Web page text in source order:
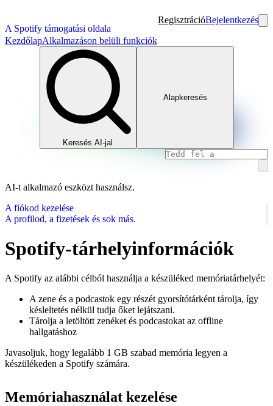
A Spotify támogatási oldala
RegisztrációBejelentkezés
KezdőlapAlkalmazáson belüli funkciók
Keresés AI-jal
Alapkeresés
AI-t alkalmazó eszközt használsz.
A fiókod kezelése
A profilod, a fizetések és sok más.
Spotify-tárhelyinformációk
A Spotify az alábbi célból használja a készüléked memóriatárhelyét:
A zene és a podcastok egy részét gyorsítótárként tárolja, így
késleltetés nélkül tudja őket lejátszani.
Tárolja a letöltött zenéket és podcastokat az offline
hallgatáshoz
Javasoljuk, hogy legalább 1 GB szabad memória legyen a
készülékeden a Spotify számára.
Memóriahasználat kezelése